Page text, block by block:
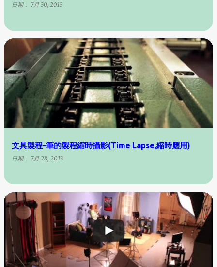
日期： 7月 30, 2013
文具製程-筆的製程縮時攝影(Time Lapse,縮時應用)
日期： 7月 28, 2013